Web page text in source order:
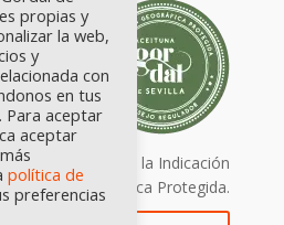
Origen. Sellos de la Indicación
Geográfica Protegida.
propias y
la web,
y
con
en tus
Para aceptar
aceptar
política de
preferencias